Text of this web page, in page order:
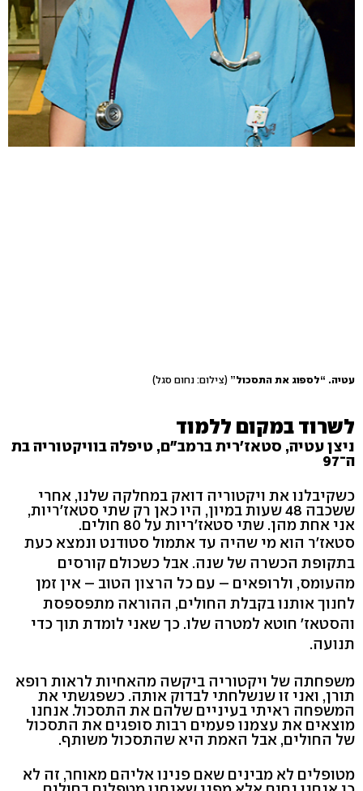
עטיה. “לספוג את התסכול” (צילום: נחום סגל)
לשרוד במקום ללמוד
ניצן עטיה, סטאז'רית ברמב"ם, טיפלה בוויקטוריה בת
ה־97
כשקיבלנו את ויקטוריה דואק במחלקה שלנו, אחרי
ששכבה 48 שעות במיון, היו כאן רק שתי סטאז'ריות,
אני אחת מהן. שתי סטאז'ריות על 80 חולים.
סטאז'ר הוא מי שהיה עד אתמול סטודנט ונמצא כעת
בתקופת הכשרה של שנה. אבל כשכולם קורסים
מהעומס, ולרופאים – עם כל הרצון הטוב – אין זמן
לחנוך אותנו בקבלת החולים, ההוראה מתפספסת
והסטאז' חוטא למטרה שלו. כך שאני לומדת תוך כדי
תנועה.
משפחתה של ויקטוריה ביקשה מהאחיות לראות רופא
תורן, ואני זו שנשלחתי לבדוק אותה. כשפגשתי את
המשפחה ראיתי בעיניים שלהם את התסכול. אנחנו
מוצאים את עצמנו פעמים רבות סופגים את התסכול
של החולים, אבל האמת היא שהתסכול משותף.
מטופלים לא מבינים שאם פנינו אליהם מאוחר, זה לא